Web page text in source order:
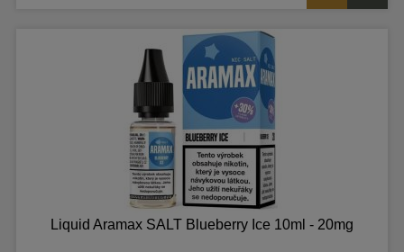
Liquid Aramax SALT Blueberry Ice 10ml - 20mg